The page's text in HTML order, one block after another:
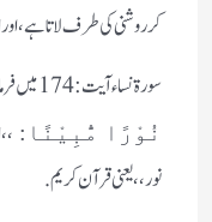
کر روشنی کی طرف لاتا ہے،
سورۃ نساء آیت: 174 میں فرمایا گیا:
نُوْرًا مُّبِیْنًا:
نور،، یعنی قرآن کریم.